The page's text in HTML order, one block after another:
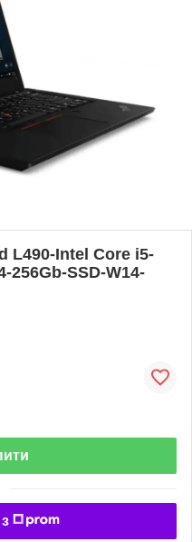
L490-Intel Core i5-
256Gb-SSD-W14-